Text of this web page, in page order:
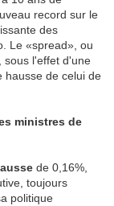
record sur le
des
Le «spread», ou
sous l'effet d'une
hausse de celui de
ministres de
de 0,16%,
toujours
politique